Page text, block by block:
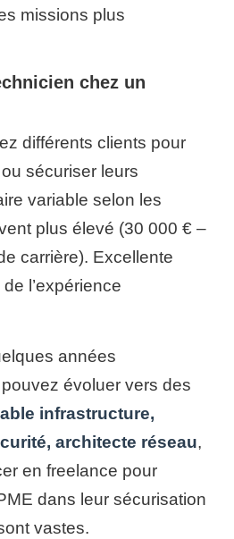
missions plus
chez un
différents clients pour
sécuriser leurs
variable selon les
plus élevé (30 000 € –
carrière). Excellente
l’expérience
années
évoluer vers des
infrastructure,
architecte réseau,
en freelance pour
dans leur sécurisation
vastes.